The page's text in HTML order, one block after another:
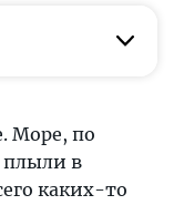
Море, по
плыли в
каких-то